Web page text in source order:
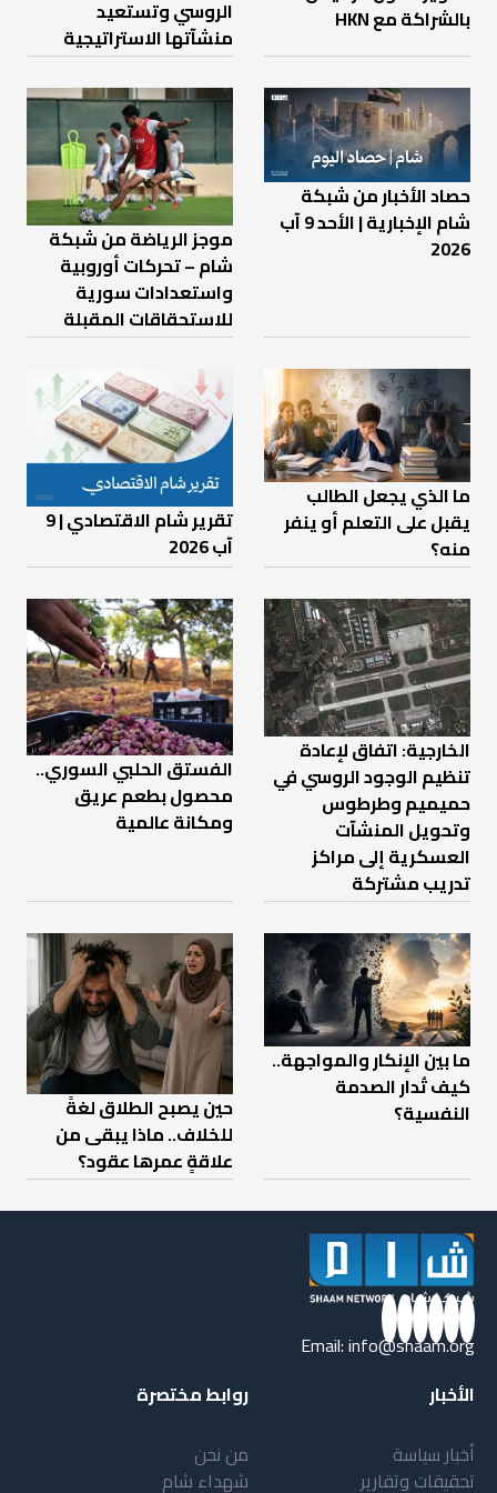
بالشراكة مع HKN
الروسي وتستعيد
منشآتها الاستراتيجية
حصاد الأخبار من شبكة
شام الإخبارية | الأحد 9 آب
2026
موجز الرياضة من شبكة
شام – تحركات أوروبية
واستعدادات سورية
للاستحقاقات المقبلة
ما الذي يجعل الطالب
يقبل على التعلم أو ينفر
منه؟
تقرير شام الاقتصادي | 9
آب 2026
الخارجية: اتفاق لإعادة
تنظيم الوجود الروسي في
حميميم وطرطوس
وتحويل المنشآت
العسكرية إلى مراكز
تدريب مشتركة
الفستق الحلبي السوري..
محصول بطعم عريق
ومكانة عالمية
ما بين الإنكار والمواجهة..
كيف تُدار الصدمة
النفسية؟
حين يصبح الطلاق لغةً
للخلاف.. ماذا يبقى من
علاقةٍ عمرها عقود؟
Email:info@shaam.org
الأخبار
أخبار سياسة
تحقيقات وتقارير
روابط مختصرة
من نحن
شهداء شام